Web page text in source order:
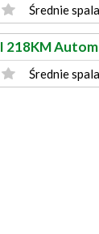
Średnie
218KM
Średnie